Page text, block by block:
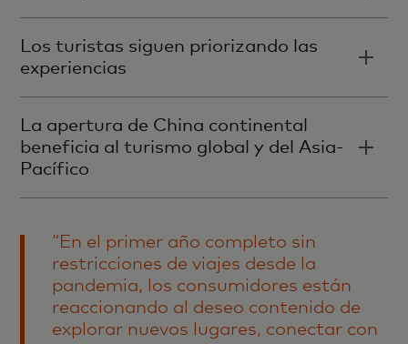
Los turistas siguen priorizando las
experiencias
La apertura de China continental
beneficia al turismo global y del Asia-
Pacífico
“En el primer año completo sin
restricciones de viajes desde la
pandemia, los consumidores están
reaccionando al deseo contenido de
explorar nuevos lugares, conectar con